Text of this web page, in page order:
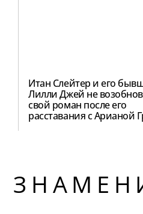
Итан Слейтер и его
Лилли Джей не
свой роман после его
расставания с Арианой